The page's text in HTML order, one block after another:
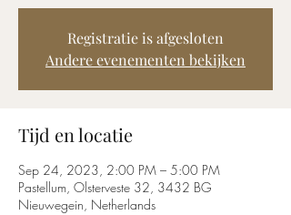
Registratie is afgesloten
Andere evenementen bekijken
Tijd en locatie
Sep 24, 2023, 2:00 PM – 5:00 PM
Pastellum, Olsterveste 32, 3432 BG
Nieuwegein, Netherlands